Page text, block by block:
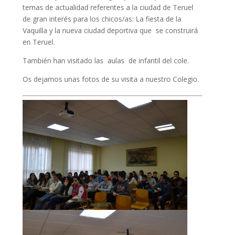
temas de actualidad referentes a la ciudad de Teruel
de gran interés para los chicos/as: La fiesta de la
Vaquilla y la nueva ciudad deportiva que se construirá
en Teruel.
También han visitado las aulas de infantil del cole.
Os dejamos unas fotos de su visita a nuestro Colegio.